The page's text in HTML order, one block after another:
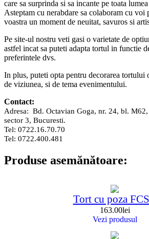
care sa surprinda si sa incante pe toata
Asteptam cu nerabdare sa colaboram cu voi
voastra un moment de neuitat, savuros si
Pe site-ul nostru veti gasi o varietate de
astfel incat sa puteti adapta tortul in functie
preferintele dvs.
In plus, puteti opta pentru decorarea
de viziunea, si de tema evenimentului.
Contact:
Adresa: Bd. Octavian Goga, nr. 24, bl. M62,
sector 3, Bucuresti.
Tel: 0722.16.70.70
Tel: 0722.400.481
Produse asemănătoare:
Tort cu poza
163.00lei
Vezi produsul